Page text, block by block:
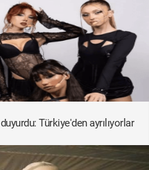
Türkiye'den ayrılıyorlar